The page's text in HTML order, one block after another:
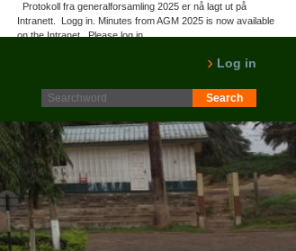
internasjonal::
::Strattera rask levering
Log in
Protokoll fra generalforsamling 2025 er nå lagt ut på
Intranett. Logg in. Minutes from AGM 2025 is now available
on the Intranet. Please log in.